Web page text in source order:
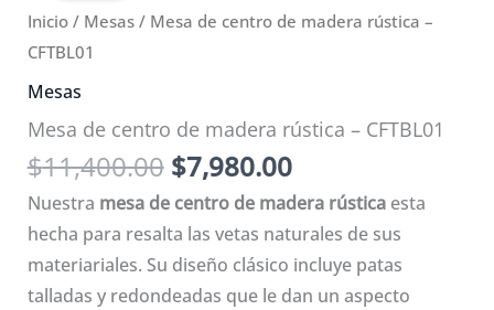
Inicio/ Mesas/ Mesa de centro de madera rústica –
CFTBL01
Mesas
Mesa de centro de madera rústica – CFTBL01
$11,400.00 El
precio
original
era:
$11,400.00.
$7,980.00El
precio
actual
es:
$7,980.00.
Nuestra mesa de centro de madera rústicaesta
hecha para resalta las vetas naturales de sus
materiariales. Su diseño clásico incluye patas
talladas y redondeadas que le dan un aspecto